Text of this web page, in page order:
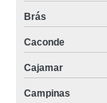
Brás
Caconde
Cajamar
Campinas